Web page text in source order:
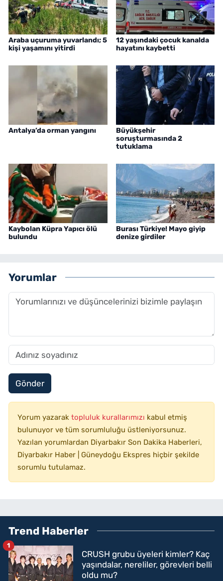
Araba uçuruma yuvarlandı; 5
kişi yaşamını yitirdi
12 yaşındaki çocuk kanalda
hayatını kaybetti
Antalya’da orman yangını
Büyükşehir
soruşturmasında 2
tutuklama
Kaybolan Küpra Yapıcı ölü
bulundu
Burası Türkiye! Mayo giyip
denize girdiler
Yorumlar
Gönder
Yorum yazarak topluluk kurallarımızı kabul etmiş
bulunuyor ve tüm sorumluluğu üstleniyorsunuz.
Yazılan yorumlardan Diyarbakır Son Dakika Haberleri,
Diyarbakır Haber | Güneydoğu Ekspres hiçbir şekilde
sorumlu tutulamaz.
Trend Haberler
CRUSH grubu üyeleri kimler? Kaç
yaşındalar, nereliler, görevleri belli
oldu mu?
1